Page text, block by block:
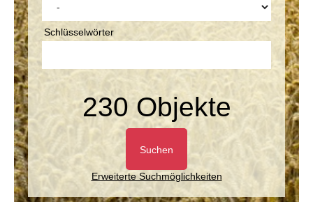
Schlüsselwörter
230 Objekte
Suchen
Erweiterte Suchmöglichkeiten